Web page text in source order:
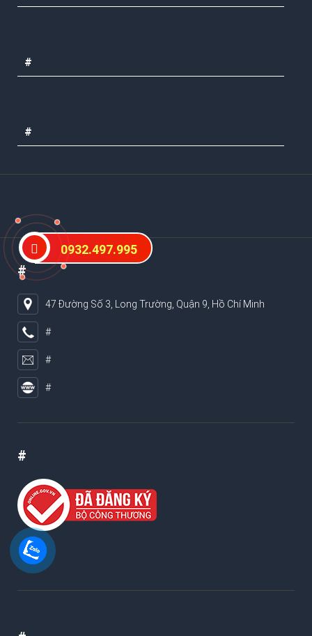
#
#
#
47 Đường Số 3, Long Trường, Quận 9, Hồ Chí Minh
#
#
#
#
0932.497.995